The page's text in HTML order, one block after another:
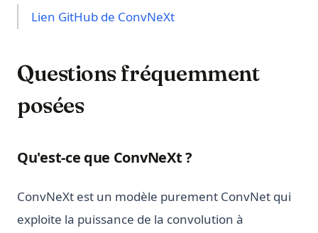
Lien GitHub de ConvNeXt(opens in a new tab)
Questions fréquemment
posées
Qu'est-ce que ConvNeXt ?
ConvNeXt est un modèle purement ConvNet qui
exploite la puissance de la convolution à